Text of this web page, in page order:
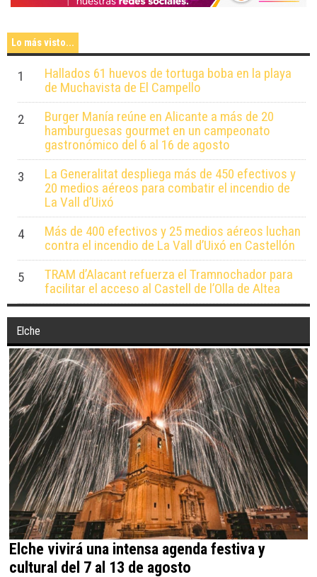
Lo más visto...
1
Hallados 61 huevos de tortuga boba en la playa
de Muchavista de El Campello
2
Burger Manía reúne en Alicante a más de 20
hamburguesas gourmet en un campeonato
gastronómico del 6 al 16 de agosto
3
La Generalitat despliega más de 450 efectivos y
20 medios aéreos para combatir el incendio de
La Vall d’Uixó
4
Más de 400 efectivos y 25 medios aéreos luchan
contra el incendio de La Vall d’Uixó en Castellón
5
TRAM d’Alacant refuerza el Tramnochador para
facilitar el acceso al Castell de l’Olla de Altea
Elche
Elche vivirá una intensa agenda festiva y
cultural del 7 al 13 de agosto